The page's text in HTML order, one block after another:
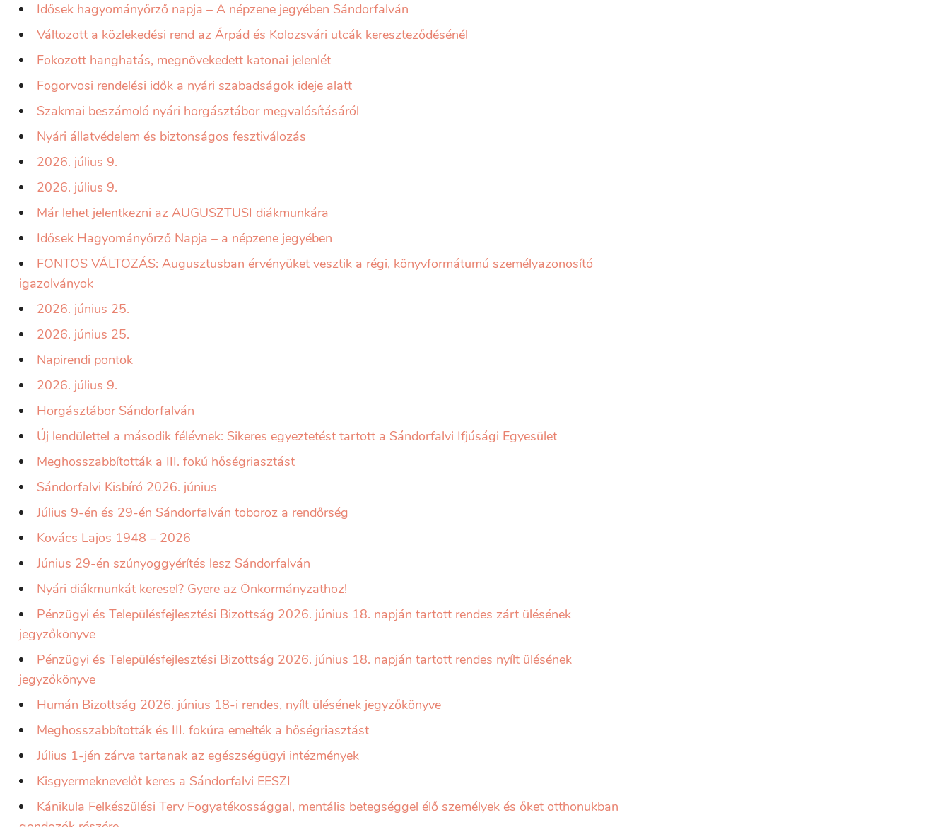
Idősek hagyományőrző napja – A népzene jegyében Sándorfalván
Változott a közlekedési rend az Árpád és Kolozsvári utcák kereszteződésénél
Fokozott hanghatás, megnövekedett katonai jelenlét
Fogorvosi rendelési idők a nyári szabadságok ideje alatt
Szakmai beszámoló nyári horgásztábor megvalósításáról
Nyári állatvédelem és biztonságos fesztiválozás
2026. július 9.
2026. július 9.
Már lehet jelentkezni az AUGUSZTUSI diákmunkára
Idősek Hagyományőrző Napja – a népzene jegyében
FONTOS VÁLTOZÁS: Augusztusban érvényüket vesztik a régi, könyvformátumú személyazonosító
igazolványok
2026. június 25.
2026. június 25.
Napirendi pontok
2026. július 9.
Horgásztábor Sándorfalván
Új lendülettel a második félévnek: Sikeres egyeztetést tartott a Sándorfalvi Ifjúsági Egyesület
Meghosszabbították a III. fokú hőségriasztást
Sándorfalvi Kisbíró 2026. június
Július 9-én és 29-én Sándorfalván toboroz a rendőrség
Kovács Lajos 1948 – 2026
Június 29-én szúnyoggyérítés lesz Sándorfalván
Nyári diákmunkát keresel? Gyere az Önkormányzathoz!
Pénzügyi és Településfejlesztési Bizottság 2026. június 18. napján tartott rendes zárt ülésének
jegyzőkönyve
Pénzügyi és Településfejlesztési Bizottság 2026. június 18. napján tartott rendes nyílt ülésének
jegyzőkönyve
Humán Bizottság 2026. június 18-i rendes, nyílt ülésének jegyzőkönyve
Meghosszabbították és III. fokúra emelték a hőségriasztást
Július 1-jén zárva tartanak az egészségügyi intézmények
Kisgyermeknevelőt keres a Sándorfalvi EESZI
Kánikula Felkészülési Terv Fogyatékossággal, mentális betegséggel élő személyek és őket otthonukban